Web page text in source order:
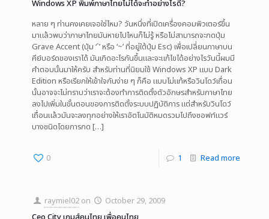
Windows XP พิมพ์ภาษาไทยไม่ได้จะทำอย่างไรดี?
หลาย ๆ ท่านคงเคยเจอใช่ไหม? วันหนึ่งที่เปิดเครื่องคอมพิวเตอร์ขึ้น
มาแล้วพบว่าภาษาไทยมันหายไปไหนก็ไม่รู้ หรือไม่สามารถจะกดปุ่ม
Grave Accent (ปุ่ม ‘`’ หรือ ‘~’ ที่อยู่ใต้ปุ่ม Esc) เพื่อเปลี่ยนภาษาบน
คีย์บอร์ดของเราได้ มันเกิดอะไรกันขึ้นและจะแก้ไขได้อย่างไรวันนี้ผมมี
คำตอบนั้นมาให้ครับ สำหรับท่านที่นิยมใช้ Windows XP แบบ Dark
Edition หรือเรียกให้เข้าใจกันง่าย ๆ ก็คือ แบบไม่แท้หรือวินโดว์เถื่อน
นั้นอาจจะไม่ทราบว่าเราจะต้องทำการติดตั้งตัวอักษรสำหรับภาษาไทย
ลงไปเพิ่มในขั้นตอนของการติดตั้งระบบปฏิบัติการ แต่สำหรับวินโดว์
เถื่อนแล้วมันจะลงทุกอย่างให้เราอัตโนมัติหมดรวมไปถึงซอฟท์แวร์
บางชนิดโดยการกด […]
0 1 Read more
raymiel02 on
October 29, 2009